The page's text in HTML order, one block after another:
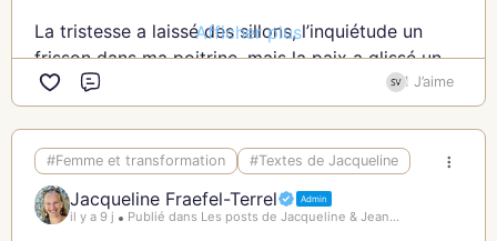
Sois témoin de ma propre réconciliation avec moi-
même.
Sois présent dans mes tourments comme dans
Prête-moi ta douceur pour que je m’envole.
Offre-moi ta finesse, ta patience pour que je
La tristesse a laissé des sillons, l’inquiétude un
frisson dans ma poitrine, mais la paix a glissé un
souffle doux entre les ombres. La tendresse, elle, a
effleuré mes joues, un baume fugace. Confiance,
authenticité, loyauté… ces compagnons lumineux
m’ont tenu la main, mais sans chasser le tumulte.
Je suis le champ de bataille et le refuge, l’orage et
Afficher plus
1 J’aime
#Femme et transformation #Textes de Jacqueline
Jacqueline Fraefel-Terrel Admin
il y a 9 j Publié dans Les posts de Jacqueline & Jean...